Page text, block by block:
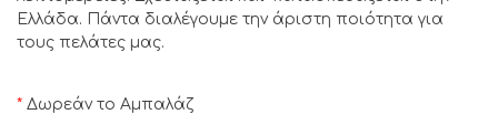
Ελλάδα. Πάντα διαλέγουμε την άριστη ποιότητα για
τους πελάτες μας.
* Δωρεάν το Αμπαλάζ